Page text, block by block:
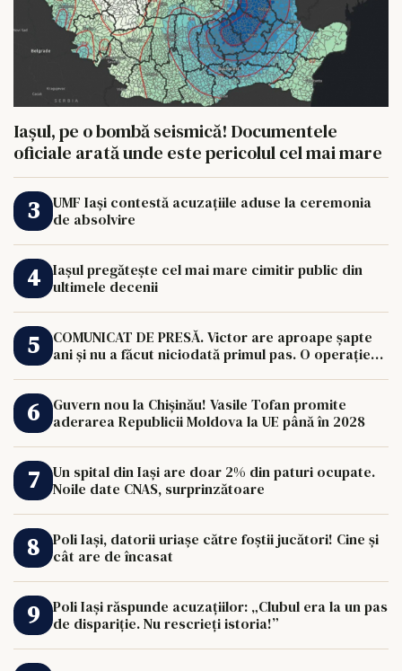
Iașul, pe o bombă seismică! Documentele
oficiale arată unde este pericolul cel mai mare
UMF Iași contestă acuzațiile aduse la ceremonia
de absolvire
Iașul pregătește cel mai mare cimitir public din
ultimele decenii
COMUNICAT DE PRESĂ. Victor are aproape șapte
ani și nu a făcut niciodată primul pas. O operație
Guvern nou la Chișinău! Vasile Tofan promite
aderarea Republicii Moldova la UE până în 2028
Un spital din Iași are doar 2% din paturi ocupate.
Noile date CNAS, surprinzătoare
Poli Iași, datorii uriașe către foștii jucători! Cine și
cât are de încasat
Poli Iași răspunde acuzațiilor: „Clubul era la un pas
de dispariție. Nu rescrieți istoria!”